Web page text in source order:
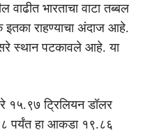
भारताचा वाटा तब्बल
राहण्याचा अंदाज आहे.
स्थान पटकावले आहे. या
१५.९७ ट्रिलियन डॉलर
पर्यंत हा आकडा १९.८६